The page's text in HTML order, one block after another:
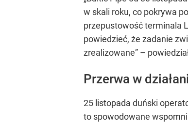
w skali roku, co pokrywa
przepustowość terminala
powiedzieć, że zadanie
zrealizowane” –
Przerwa w
25 listopada duński
to spowodowane